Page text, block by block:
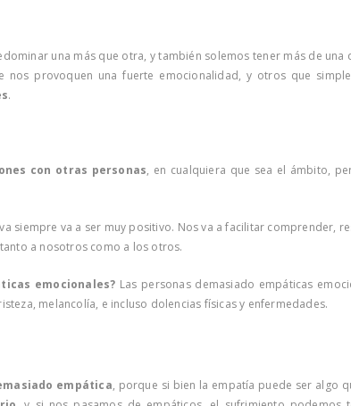
una más que otra, y también solemos tener más de una
provoquen una fuerte emocionalidad, y otros que
.
con otras personas, en cualquiera que sea el ámbito,
siempre va a ser muy positivo. Nos va a facilitar comprender,
a nosotros como a los otros.
emocionales? Las personas demasiado empáticas
melancolía, e incluso dolencias físicas y enfermedades.
empática, porque si bien la empatía puede ser algo